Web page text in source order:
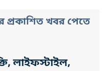
খবর পেতে
লাইফস্টাইল,